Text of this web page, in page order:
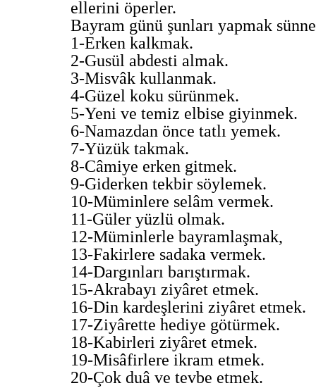
ellerini öperler.
Bayram günü şunları yapmak
1-Erken kalkmak.
2-Gusül abdesti almak.
3-Misvâk kullanmak.
4-Güzel koku sürünmek.
5-Yeni ve temiz elbise giyinmek.
6-Namazdan önce tatlı yemek.
7-Yüzük takmak.
8-Câmiye erken gitmek.
9-Giderken tekbir söylemek.
10-Müminlere selâm vermek.
11-Güler yüzlü olmak.
12-Müminlerle bayramlaşmak,
13-Fakirlere sadaka vermek.
14-Dargınları barıştırmak.
15-Akrabayı ziyâret etmek.
16-Din kardeşlerini ziyâret etmek.
17-Ziyârette hediye götürmek.
18-Kabirleri ziyâret etmek.
19-Misâfirlere ikram etmek.
20-Çok duâ ve tevbe etmek.